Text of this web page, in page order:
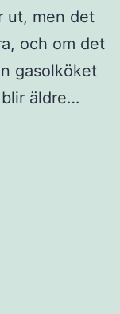
ut, men det
och om det
gasolköket
äldre…